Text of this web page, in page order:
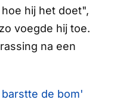
hij het doet",
voegde hij toe.
na een
de bom'